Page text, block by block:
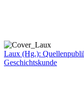
Laux (Hg.):
Geschichtskunde